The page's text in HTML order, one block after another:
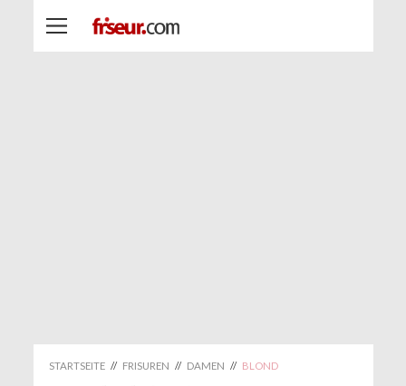
STARTSEITE // FRISUREN // DAMEN // BLOND